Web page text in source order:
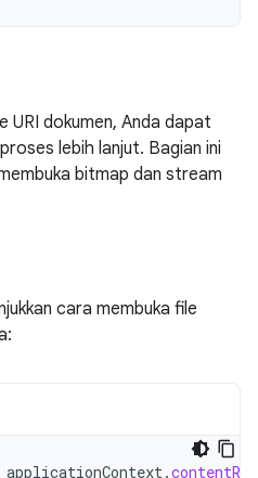
URI dokumen, Anda dapat
lebih lanjut. Bagian ini
bitmap dan stream
cara membuka file
applicationContext.